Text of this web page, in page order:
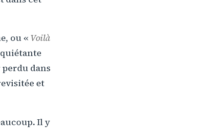
ou «Voilà
dans
et
Il y